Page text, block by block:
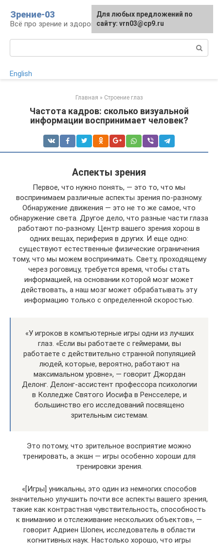
контенту
Зрение-03
Всё про зрение и здоровье глаз
English
Главная » Строение глаз
Частота кадров: сколько визуальной
информации воспринимает человек?
Аспекты зрения
Первое, что нужно понять, — это то, что мы
воспринимаем различные аспекты зрения по-разному.
Обнаружение движения — это не то же самое, что
обнаружение света. Другое дело, что разные части глаза
работают по-разному. Центр вашего зрения хорош в
одних вещах, периферия в других. И еще одно:
существуют естественные физические ограничения
тому, что мы можем воспринимать. Свету, проходящему
через роговицу, требуется время, чтобы стать
информацией, на основании которой мозг может
действовать, а наш мозг может обрабатывать эту
информацию только с определенной скоростью.
«У игроков в компьютерные игры одни из лучших
глаз. «Если вы работаете с геймерами, вы
работаете с действительно странной популяцией
людей, которые, вероятно, работают на
максимальном уровне», — говорит Джордан
Делонг. Делонг-ассистент профессора психологии
в Колледже Святого Иосифа в Ренсселере, и
большинство его исследований посвящено
зрительным системам.
Это потому, что зрительное восприятие можно
тренировать, а экшн — игры особенно хороши для
тренировки зрения.
«[Игры] уникальны, это один из немногих способов
значительно улучшить почти все аспекты вашего зрения,
такие как контрастная чувствительность, способность
к вниманию и отслеживание нескольких объектов», —
говорит Адриен Шопен, исследователь в области
когнитивных наук. Настолько хорошо, что игры
Для любых предложений по
сайту: vrn03@cp9.ru